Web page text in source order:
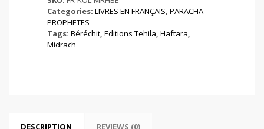
Haftara
:
Beréchit
quantity
Categories: LIVRES EN FRANÇAIS, PARACHA
PROPHETES
Tags: Béréchit, Editions Tehila, Haftara,
Midrach
DESCRIPTION REVIEWS (0)